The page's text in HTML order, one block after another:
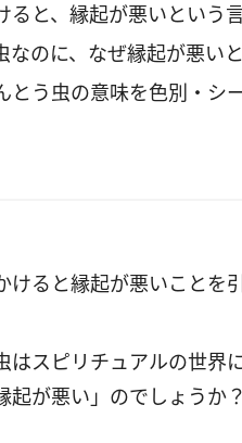
ると、縁起が悪いという
なのに、なぜ縁起が悪
とう虫の意味を色別・シ
けると縁起が悪いことを
はスピリチュアルの世界
起が悪い」のでしょうか？